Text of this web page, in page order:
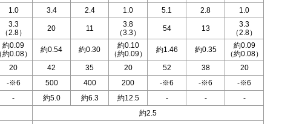
1.0 3.4 2.4 1.0 5.1 2.8 1.0
3.3
（2.8）
20 11
3.8
（3.3）
54 13
3.3
（2.8）
約0.09
約0.08）
約0.54 約0.30
約0.10
（約0.09）
約1.46 約0.35
約0.09
（約0.08）
20 42 35 20 52 38 20
-※6 500 400 200 -※6 -※6 -※6
- 約5.0 約6.3 約12.5 - - -
約2.5